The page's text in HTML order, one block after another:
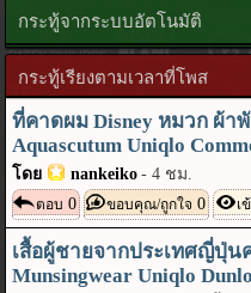
กระทู้จากระบบอัตโนมัติ
กระทู้เรียงตามเวลาที่โพส
ที่คาดผม Disney หมวก ผ้
Aquascutum Uniqlo
โดย nankeiko -4 ชม.
ตอบ 0 ขอบคุณ/ถูกใจ 0 เ
เสื้อผู้ชายจากประเทศญี่ปุ่น
Munsingwear Uniqlo